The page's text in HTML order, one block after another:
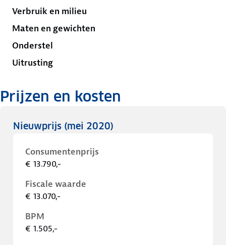
Verbruik en milieu
Maten en gewichten
Onderstel
Uitrusting
Prijzen en kosten
Nieuwprijs (mei 2020)
Consumentenprijs
€ 13.790,-
Fiscale waarde
€ 13.070,-
BPM
€ 1.505,-